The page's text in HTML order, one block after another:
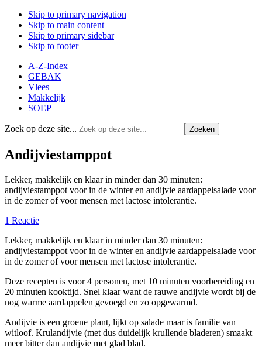
Skip to primary navigation
Skip to main content
Skip to primary sidebar
Skip to footer
A-Z-Index
GEBAK
Vlees
Makkelijk
SOEP
Zoek op deze site...
Andijviestamppot
Lekker, makkelijk en klaar in minder dan 30 minuten:
andijviestamppot voor in de winter en andijvie aardappelsalade voor
in de zomer of voor mensen met lactose intolerantie.
1 Reactie
Lekker, makkelijk en klaar in minder dan 30 minuten:
andijviestamppot voor in de winter en andijvie aardappelsalade voor
in de zomer of voor mensen met lactose intolerantie.
Deze recepten is voor 4 personen, met 10 minuten voorbereiding en
20 minuten kooktijd. Snel klaar want de rauwe andijvie wordt bij de
nog warme aardappelen gevoegd en zo opgewarmd.
Andijvie is een groene plant, lijkt op salade maar is familie van
witloof. Krulandijvie (met dus duidelijk krullende bladeren) smaakt
meer bitter dan andijvie met glad blad.